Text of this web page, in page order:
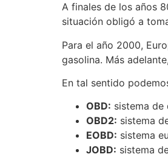
A finales de los años
situación obligó a
Para el año 2000,
gasolina. Más
En tal sentido
OBD: sistema
OBD2: sistema
EOBD: sistema
JOBD: sistema